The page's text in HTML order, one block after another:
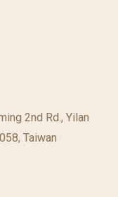
2nd Rd., Yilan
Taiwan